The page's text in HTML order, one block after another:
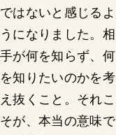
ではないと感じるよ
うになりました。相
手が何を知らず、何
を知りたいのかを考
え抜くこと。それこ
そが、本当の意味で